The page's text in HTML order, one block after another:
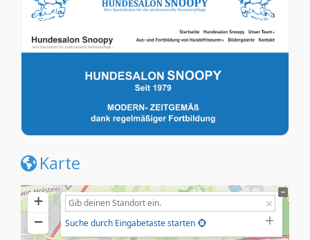
Karte
+
−
Suche durch Eingabetaste starten